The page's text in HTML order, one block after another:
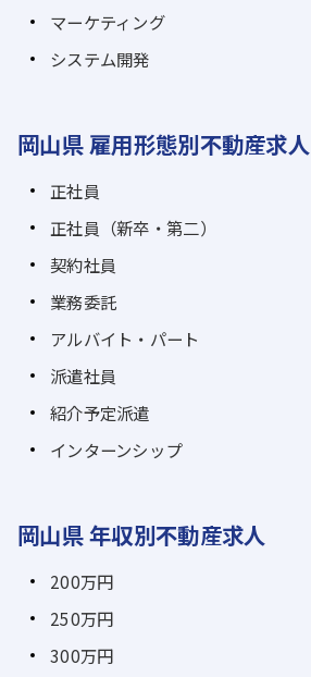
マーケティング
システム開発
岡山県 雇用形態別不動産求人
正社員
正社員（新卒・第二）
契約社員
業務委託
アルバイト・パート
派遣社員
紹介予定派遣
インターンシップ
岡山県 年収別不動産求人
200万円
250万円
300万円